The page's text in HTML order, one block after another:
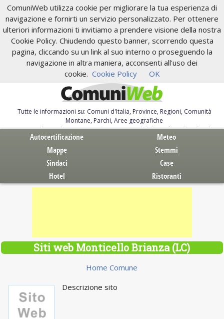
ComuniWeb utilizza cookie per migliorare la tua esperienza di
navigazione e fornirti un servizio personalizzato. Per ottenere
ulteriori informazioni ti invitiamo a prendere visione della nostra
Cookie Policy. Chiudendo questo banner, scorrendo questa
pagina, cliccando su un link al suo interno o proseguendo la
navigazione in altra maniera, acconsenti all'uso dei
cookie. Cookie Policy OK
Tutte le informazioni su: Comuni d'Italia, Province, Regioni, Comunità
Montane, Parchi, Aree geografiche
Servizi al Cittadino. Autocertificazione, moduli, leggi, free download
Autocertificazione
Meteo
Mappe
Stemmi
Sindaci
Case
Hotel
Ristoranti
Siti web Monticello Brianza (LC)
Home Comune
Descrizione sito